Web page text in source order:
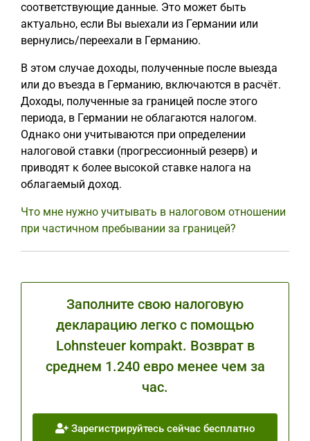
соответствующие данные. Это может быть
актуально, если Вы выехали из Германии или
вернулись/переехали в Германию.
В этом случае доходы, полученные после выезда
или до въезда в Германию, включаются в расчёт.
Доходы, полученные за границей после этого
периода, в Германии не облагаются налогом.
Однако они учитываются при определении
налоговой ставки (прогрессионный резерв) и
приводят к более высокой ставке налога на
облагаемый доход.
Что мне нужно учитывать в налоговом отношении
при частичном пребывании за границей?
Заполните свою налоговую
декларацию легко с помощью
Lohnsteuer kompakt. Возврат в
среднем 1.240 евро менее чем за
час.
Зарегистрируйтесь сейчас бесплатно